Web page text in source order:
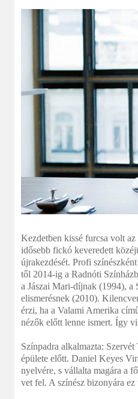
Kezdetben kissé furcsa volt
idősebb fickó keveredett
újrakezdését. Profi
től 2014-ig a Radnóti
a Jászai Mari-díjnak (1994),
elismerésnek (2010).
érzi, ha a Valami Amerika
nézők előtt lenne ismert. Így
Színpadra alkalmazta:
épülete előtt. Daniel Keyes
nyelvére, s vállalta magára a
vet fel. A színész bizonyára